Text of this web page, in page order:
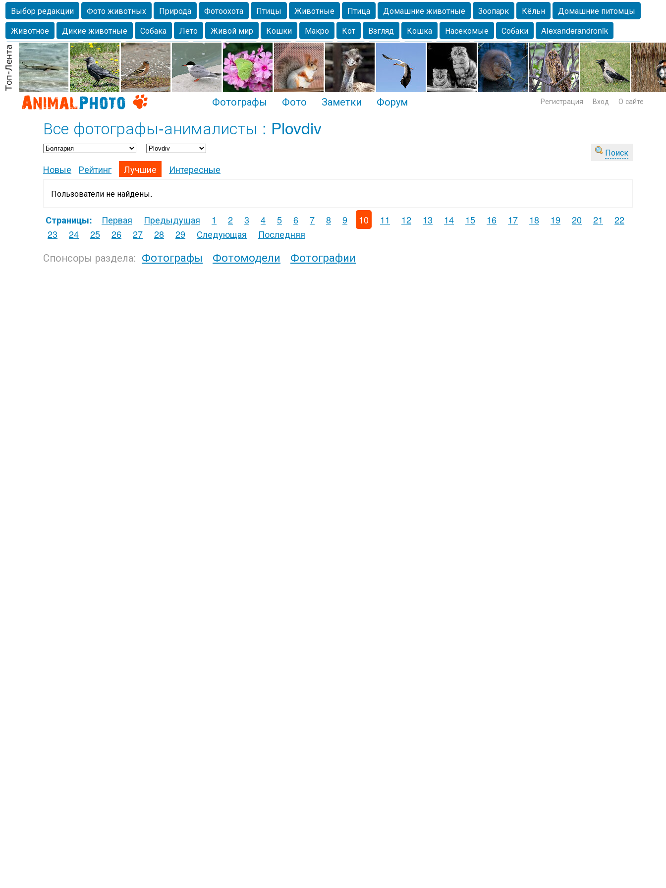
Выбор редакции Фото животных Природа Фотоохота Птицы Животные Птица Домашние животные Зоопарк Кёльн
Домашние питомцы
Животное
Дикие животные Собака Лето Живой мир Кошки Макро Кот Взгляд Кошка Насекомые Собаки
Alexanderandronik
Млекопитающие
Красота Фото Озеро Глаза Крым Весна Москва Парк Белка Морда Собачка Осень Портрет
Домашние
любимцы
Волгоград Лебедь Город Бабочка Чайка Лес Утки Николаев Насекомое Коты Lebert Дикие птицы Утка Самара
Лебеди
Спаниель
Фотографы Фото Заметки Форум Регистрация Вход О сайте
Все фотографы-анималисты : Plovdiv
Поиск
Новые Рейтинг Лучшие Интересные
Пользователи не найдены.
Страницы: Первая Предыдущая 1 2 3 4 5 6 7 8 9 10 11 12 13 14 15 16 17 18 19 20 21
22
23
24 25 26 27 28 29 Следующая Последняя
Спонсоры раздела: Фотографы Фотомодели Фотографии